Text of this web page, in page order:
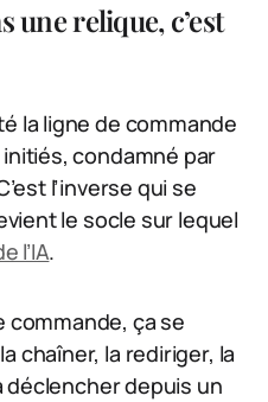
une relique, c’est
la ligne de commande
condamné par
l’inverse qui se
le socle sur lequel
l’IA.
commande, ça se
chaîner, la rediriger, la
déclencher depuis un